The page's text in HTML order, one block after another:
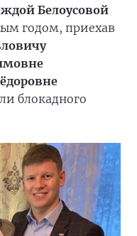
Белоусовой
годом, приехав
блокадного